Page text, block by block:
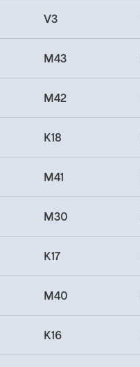
V3
M43
M42
K18
M41
M30
K17
M40
K16